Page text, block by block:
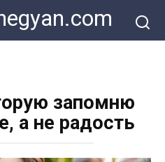
запомню
а не радость